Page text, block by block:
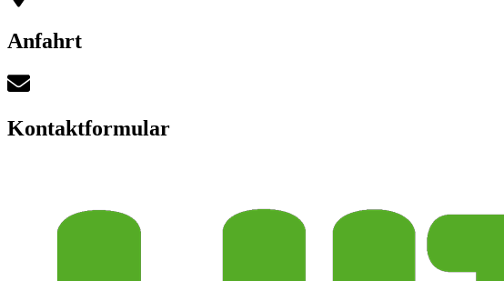
Anfahrt
Kontaktformular